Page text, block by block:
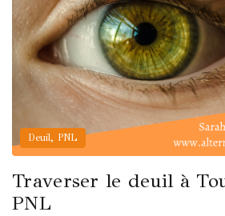
Deuil, PNL
Traverser le deuil à
PNL